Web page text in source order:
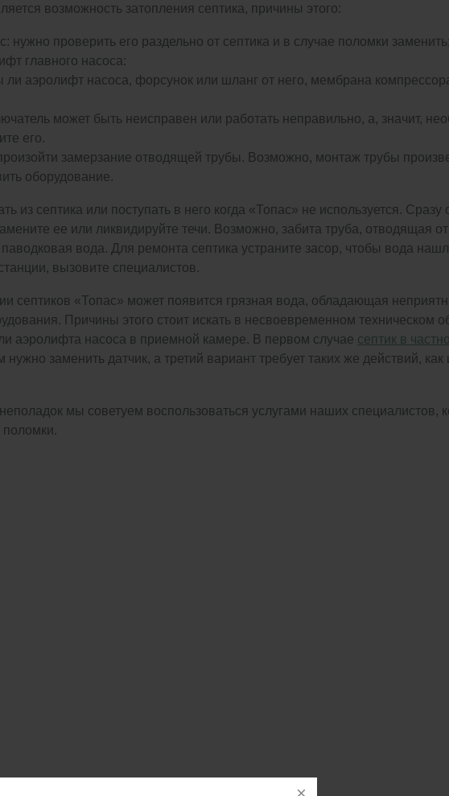
возможность затопления септика, причины этого:
нужно проверить его раздельно от септика и в случае поломки заменить;
главного насоса:
ли аэролифт насоса, форсунок или шланг от него, мембрана
может быть неисправен или работать неправильно, а, значит,
его.
замерзание отводящей трубы. Возможно, монтаж трубы
оборудование.
из септика или поступать в него когда «Топас» не используется. Сразу
ее или ликвидируйте течи. Возможно, забита труба, отводящая от
вода. Для ремонта септика устраните засор, чтобы вода
вызовите специалистов.
септиков «Топас» может появится грязная вода, обладающая
Причины этого стоит искать в несвоевременном техническом
аэролифта насоса в приемной камере. В первом случае септик в
заменить датчик, а третий вариант требует таких же действий, как
мы советуем воспользоваться услугами наших специалистов,
поломки.